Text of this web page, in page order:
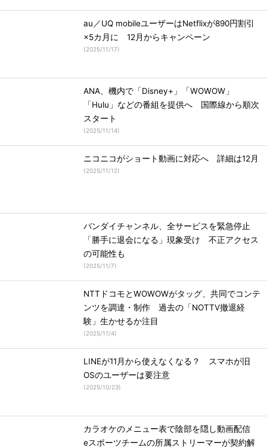
au／UQ mobileユーザーはNetflixが890円割引
×5カ月に 12月からキャンペーン
(2025/11/17)
ANA、機内で「Disney+」「WOWOW」
「Hulu」などの番組を提供へ 国際線から順次
スタート
(2025/11/14)
ニコニコがショート動画に対応へ 詳細は12月
(2025/11/12)
バンダイチャンネル、全サービスを緊急停止
「勝手に退会になる」現象受け 不正アクセス
の可能性も
(2025/11/7)
NTTドコモとWOWOWがタッグ、共同でコンテ
ンツを調達・制作 過去の「NOTTV撤退経
験」生かせるか注目
(2025/11/4)
LINEが11月から使えなくなる？ スマホが旧
OSのユーザーは要注意
(2025/10/23)
カラオケのメニュー表で陰部を隠し動画配信
eスポーツチームの所属ストリーマーが契約解